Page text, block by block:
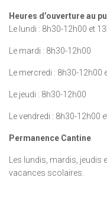
Heures d’ouverture au
Le lundi : 8h30-12h00 et
Le mardi : 8h30-12h00
Le mercredi : 8h30-12h00
Le jeudi : 8h30-12h00
Le vendredi : 8h30-12h00
Permanence Cantine
Les lundis, mardis, jeudis
vacances scolaires.